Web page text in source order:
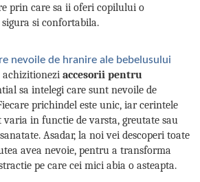
prin care sa ii oferi copilului o
si confortabila.
nevoile de hranire ale bebelusului
achizitionezi accesorii pentru
sa intelegi care sunt nevoile de
prichindel este unic, iar cerintele
varia in functie de varsta, greutate sau
Asadar, la noi vei descoperi toate
avea nevoie, pentru a transforma
pe care cei mici abia o asteapta.